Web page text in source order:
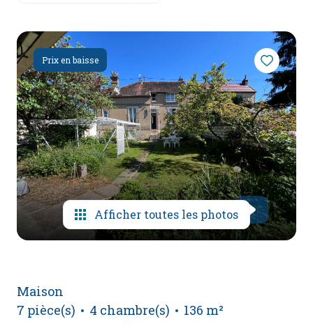
e-
mail
poser
une
question
l'agence
Prix en baisse
Afficher toutes les photos
Maison
7 pièce(s)
4 chambre(s)
136 m²